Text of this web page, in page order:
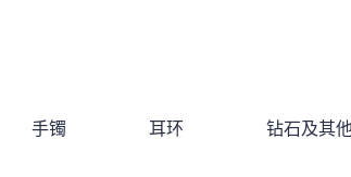
手镯 耳环 钻石及其